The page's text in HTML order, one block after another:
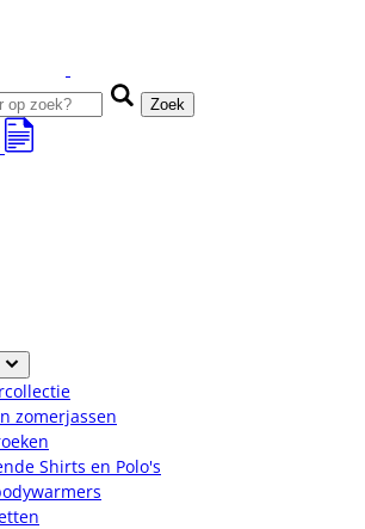
Zoek
zomerjassen
Shirts en Polo's